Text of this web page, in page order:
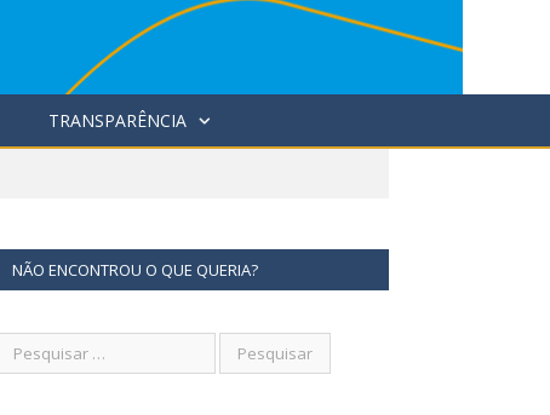
TRANSPARÊNCIA
NÃO ENCONTROU O QUE QUERIA?